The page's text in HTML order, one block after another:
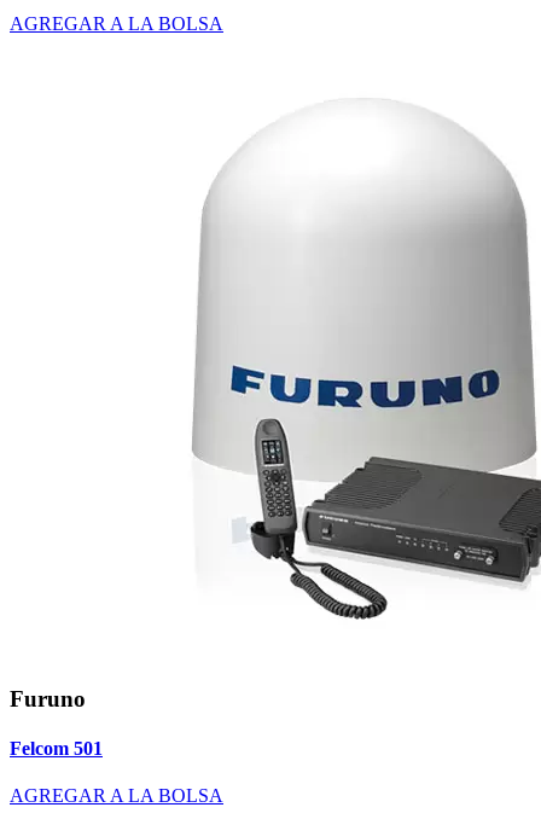
AGREGAR A LA BOLSA
Furuno
Felcom 501
AGREGAR A LA BOLSA